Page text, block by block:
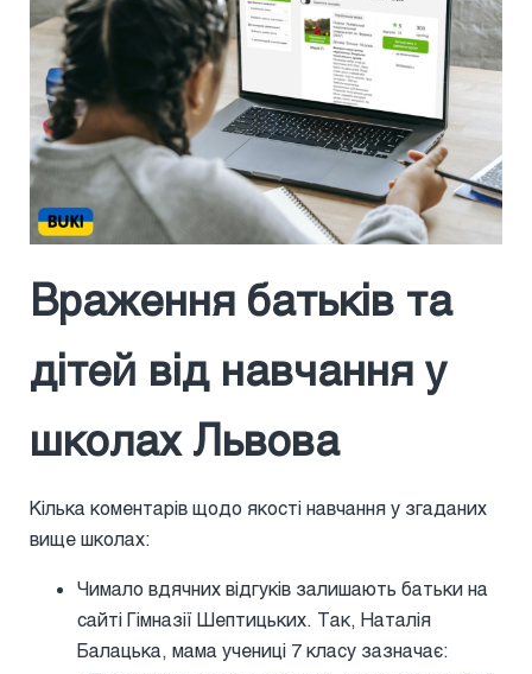
Враження батьків та
дітей від навчання у
школах Львова
Кілька коментарів щодо якості навчання у згаданих
вище школах:
Чимало вдячних відгуків залишають батьки на
сайті Гімназії Шептицьких. Так, Наталія
Балацька, мама учениці 7 класу зазначає: